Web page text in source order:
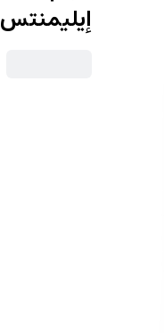
إيليمنتسPure Mom Hand And Nail Cream